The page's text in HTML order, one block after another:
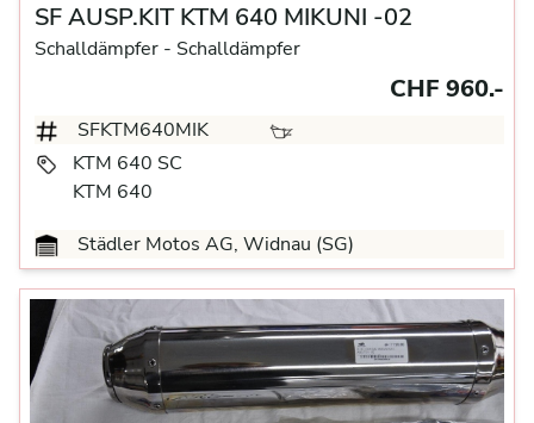
SF AUSP.KIT KTM 640 MIKUNI -02
Schalldämpfer - Schalldämpfer
CHF 960.-
SFKTM640MIK
KTM 640 SC
KTM 640
Städler Motos AG, Widnau (SG)